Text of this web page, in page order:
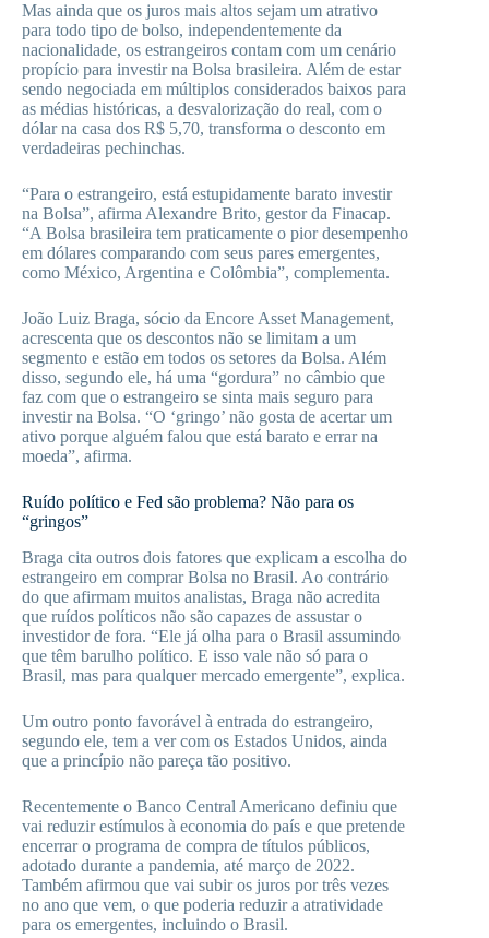
Mas ainda que os juros mais altos sejam um atrativo
para todo tipo de bolso, independentemente da
nacionalidade, os estrangeiros contam com um cenário
propício para investir na Bolsa brasileira. Além de estar
sendo negociada em múltiplos considerados baixos para
as médias históricas, a desvalorização do real, com o
dólar na casa dos R$ 5,70, transforma o desconto em
verdadeiras pechinchas.
“Para o estrangeiro, está estupidamente barato investir
na Bolsa”, afirma Alexandre Brito, gestor da Finacap.
“A Bolsa brasileira tem praticamente o pior desempenho
em dólares comparando com seus pares emergentes,
como México, Argentina e Colômbia”, complementa.
João Luiz Braga, sócio da Encore Asset Management,
acrescenta que os descontos não se limitam a um
segmento e estão em todos os setores da Bolsa. Além
disso, segundo ele, há uma “gordura” no câmbio que
faz com que o estrangeiro se sinta mais seguro para
investir na Bolsa. “O ‘gringo’ não gosta de acertar um
ativo porque alguém falou que está barato e errar na
moeda”, afirma.
Ruído político e Fed são problema? Não para os
“gringos”
Braga cita outros dois fatores que explicam a escolha do
estrangeiro em comprar Bolsa no Brasil. Ao contrário
do que afirmam muitos analistas, Braga não acredita
que ruídos políticos não são capazes de assustar o
investidor de fora. “Ele já olha para o Brasil assumindo
que têm barulho político. E isso vale não só para o
Brasil, mas para qualquer mercado emergente”, explica.
Um outro ponto favorável à entrada do estrangeiro,
segundo ele, tem a ver com os Estados Unidos, ainda
que a princípio não pareça tão positivo.
Recentemente o Banco Central Americano definiu que
vai reduzir estímulos à economia do país e que pretende
encerrar o programa de compra de títulos públicos,
adotado durante a pandemia, até março de 2022.
Também afirmou que vai subir os juros por três vezes
no ano que vem, o que poderia reduzir a atratividade
para os emergentes, incluindo o Brasil.